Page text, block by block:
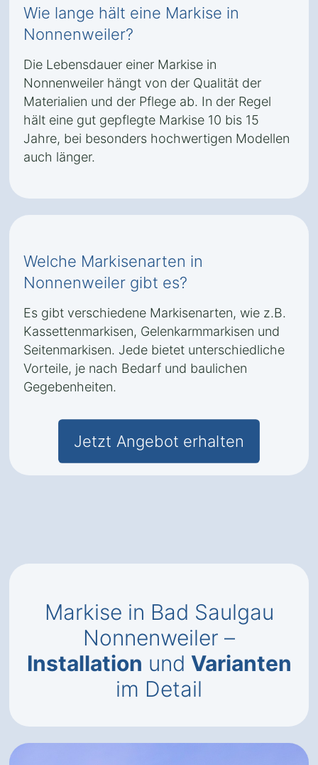
Wie lange hält eine Markise in
Nonnenweiler?
Die Lebensdauer einer Markise in
Nonnenweiler hängt von der Qualität der
Materialien und der Pflege ab. In der Regel
hält eine gut gepflegte Markise 10 bis 15
Jahre, bei besonders hochwertigen Modellen
auch länger.
Welche Markisenarten in
Nonnenweiler gibt es?
Es gibt verschiedene Markisenarten, wie z.B.
Kassettenmarkisen, Gelenkarmmarkisen und
Seitenmarkisen. Jede bietet unterschiedliche
Vorteile, je nach Bedarf und baulichen
Gegebenheiten.
Jetzt Angebot erhalten
Markise in Bad Saulgau
Nonnenweiler –
Installation und Varianten
im Detail